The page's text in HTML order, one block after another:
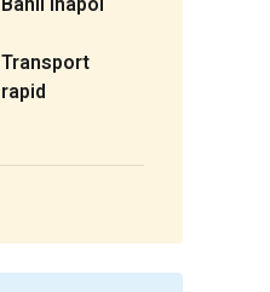
Transport
rapid